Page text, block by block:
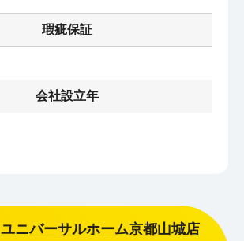
瑕疵保証
会社設立年
ユニバーサルホーム京都山城店